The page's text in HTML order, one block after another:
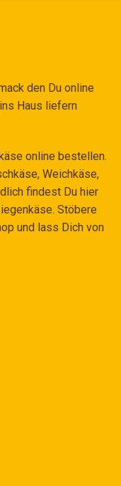
den Du online
Haus liefern
online bestellen.
Weichkäse,
findest Du hier
Stöbere
und lass Dich von